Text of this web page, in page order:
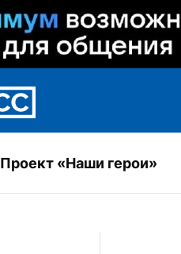
Проект «Наши герои»